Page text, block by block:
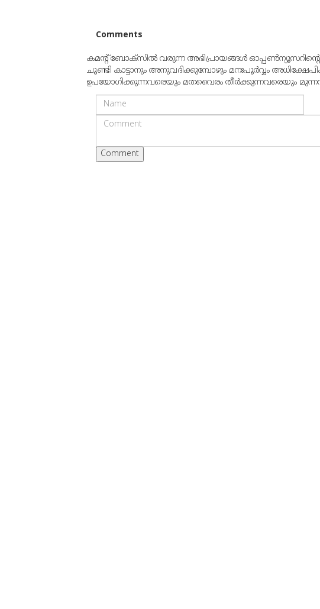
Comments
കമന്റ് ബോക്‌സില്‍ വരുന്ന അഭിപ്രായങ്ങള്‍
ചൂണ്ടി കാട്ടാനും അനുവദിക്കുമ്പോഴും മനഃപൂര്‍വ്വം
ഉപയോഗിക്കുന്നവരെയും മതവൈരം തീര്‍ക്കുന്നവരെയും